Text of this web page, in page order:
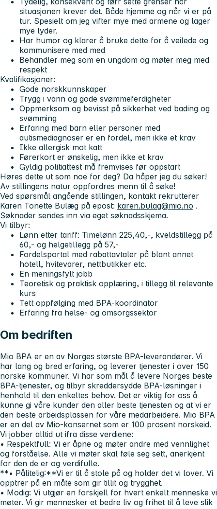
situasjonen krever det. Både hjemme og når vi er på
tur. Spesielt om jeg vifter mye med armene og lager
mye lyder.
Har humor og klarer å bruke dette for å veilede og
kommunisere med med
Behandler meg som en ungdom og møter meg med
respekt
Kvalifikasjoner:
Gode norskkunnskaper
Trygg i vann og gode svømmeferdigheter
Oppmerksom og bevisst på sikkerhet ved bading og
svømming
Erfaring med barn eller personer med
autismediagnoser er en fordel, men ikke et krav
Ikke allergisk mot katt
Førerkort er ønskelig, men ikke et krav
Gyldig politiattest må fremvises før oppstart
Høres dette ut som noe for deg? Da håper jeg du søker!
Av stillingens natur oppfordres menn til å søke!
Ved spørsmål angående stillingen, kontakt rekrutterer
Karen Tonette Bulæg på epost: karen.bulag@mio.no .
Søknader sendes inn via eget søknadsskjema.
Vi tilbyr:
Lønn etter tariff: Timelønn 225,40,-, kveldstillegg på
60,- og helgetillegg på 57,-
Fordelsportal med rabattavtaler på blant annet
hotell, hvitevarer, nettbutikker etc.
En meningsfylt jobb
Teoretisk og praktisk opplæring, i tillegg til relevante
kurs
Tett oppfølging med BPA-koordinator
Erfaring fra helse- og omsorgssektor
Om bedriften
Mio BPA er en av Norges største BPA-leverandører. Vi
har lang og bred erfaring, og leverer tjenester i over 150
norske kommuner. Vi har som mål å levere Norges beste
BPA-tjenester, og tilbyr skreddersydde BPA-løsninger i
henhold til den enkeltes behov. Det er viktig for oss å
kunne gi våre kunder den aller beste tjenesten og at vi er
den beste arbeidsplassen for våre medarbeidere. Mio BPA
er en del av Mio-konsernet som er 100 prosent norskeid.
Vi jobber alltid ut ifra disse verdiene:
• Respektfull: Vi er åpne og møter andre med vennlighet
og forståelse. Alle vi møter skal føle seg sett, anerkjent
for den de er og verdifulle.
**• Pålitelig:**Vi er til å stole på og holder det vi lover. Vi
opptrer på en måte som gir tillit og trygghet.
• Modig: Vi utgjør en forskjell for hvert enkelt menneske vi
møter. Vi gir mennesker et bedre liv og frihet til å leve slik